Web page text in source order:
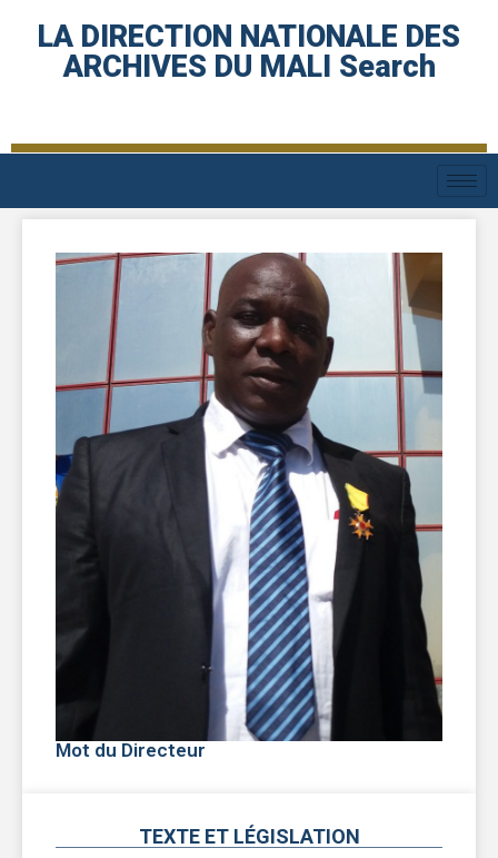
LA DIRECTION NATIONALE DES
ARCHIVES DU MALI Search
Mot du Directeur
TEXTE ET LÉGISLATION